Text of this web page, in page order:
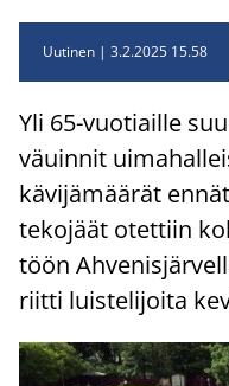
Uutinen 3.2.2025 15.58
Yli 65-​vuotiaille
vä­uin­nit
kä­vi­jä­mää­rät
te­ko­jäät otet­tiin
töön
riit­ti luis­te­li­joi­ta